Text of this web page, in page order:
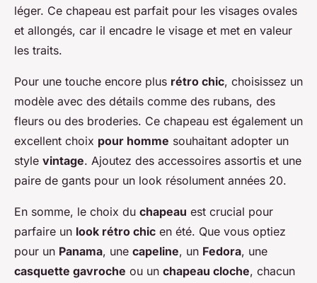
léger. Ce chapeau est parfait pour les visages ovales
et allongés, car il encadre le visage et met en valeur
les traits.
Pour une touche encore plus rétro chic, choisissez un
modèle avec des détails comme des rubans, des
fleurs ou des broderies. Ce chapeau est également un
excellent choix pour homme souhaitant adopter un
style vintage. Ajoutez des accessoires assortis et une
paire de gants pour un look résolument années 20.
En somme, le choix du chapeau est crucial pour
parfaire un look rétro chic en été. Que vous optiez
pour un Panama, une capeline, un Fedora, une
casquette gavroche ou un chapeau cloche, chacun